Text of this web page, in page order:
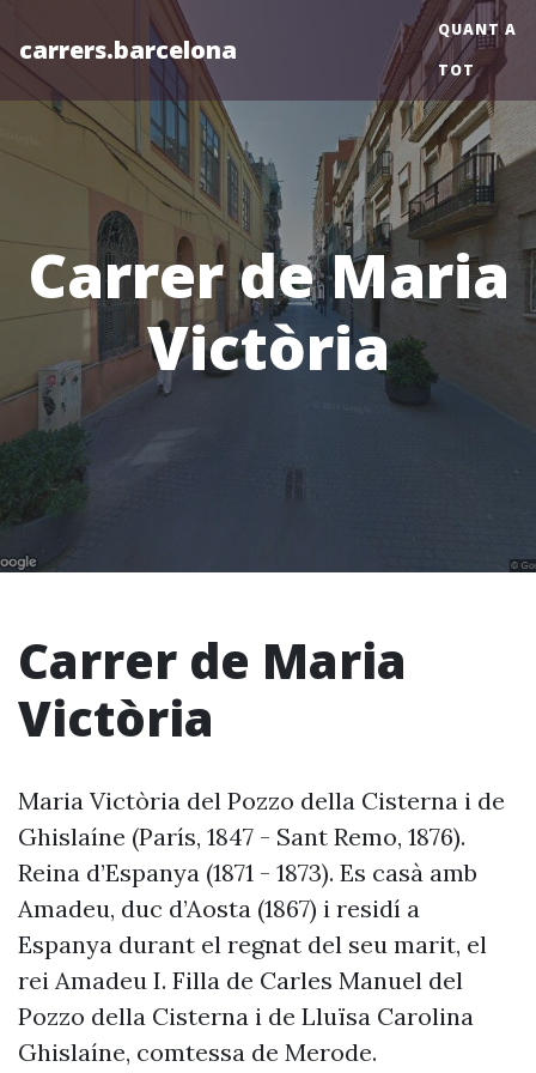
carrers.barcelona
QUANT A
TOT
Carrer de Maria
Victòria
Carrer de Maria
Victòria
Maria Victòria del Pozzo della Cisterna i de
Ghislaíne (París, 1847 - Sant Remo, 1876).
Reina d’Espanya (1871 - 1873). Es casà amb
Amadeu, duc d’Aosta (1867) i residí a
Espanya durant el regnat del seu marit, el
rei Amadeu I. Filla de Carles Manuel del
Pozzo della Cisterna i de Lluïsa Carolina
Ghislaíne, comtessa de Merode.